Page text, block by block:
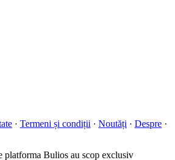
· Termeni și condiții · Noutăți · Despre ·
platforma Bulios au scop exclusiv